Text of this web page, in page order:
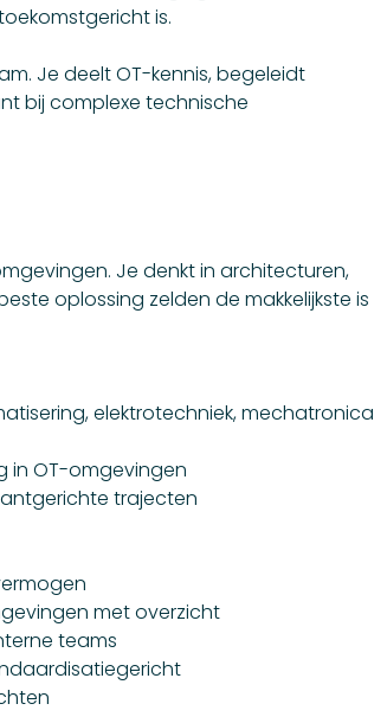
is.
Je deelt OT-kennis, begeleidt
bij complexe technische
Je denkt in architecturen,
oplossing zelden de makkelijkste is
elektrotechniek, mechatronica
OT-omgevingen
trajecten
met overzicht
teams